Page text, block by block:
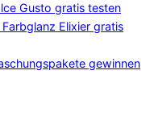
Gusto gratis testen
Farbglanz Elixier gratis
gewinnen